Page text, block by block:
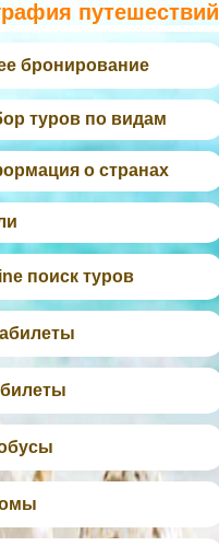
путешествий
бронирование
туров по видам
о странах
поиск туров